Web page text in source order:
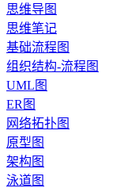
思维导图
思维笔记
基础流程图
组织结构-流程图
UML图
ER图
网络拓扑图
原型图
架构图
泳道图